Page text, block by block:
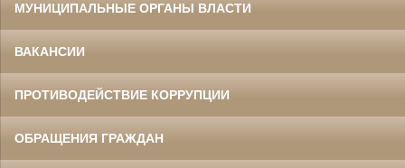
МУНИЦИПАЛЬНЫЕ ОРГАНЫ ВЛАСТИ
ВАКАНСИИ
ПРОТИВОДЕЙСТВИЕ КОРРУПЦИИ
ОБРАЩЕНИЯ ГРАЖДАН